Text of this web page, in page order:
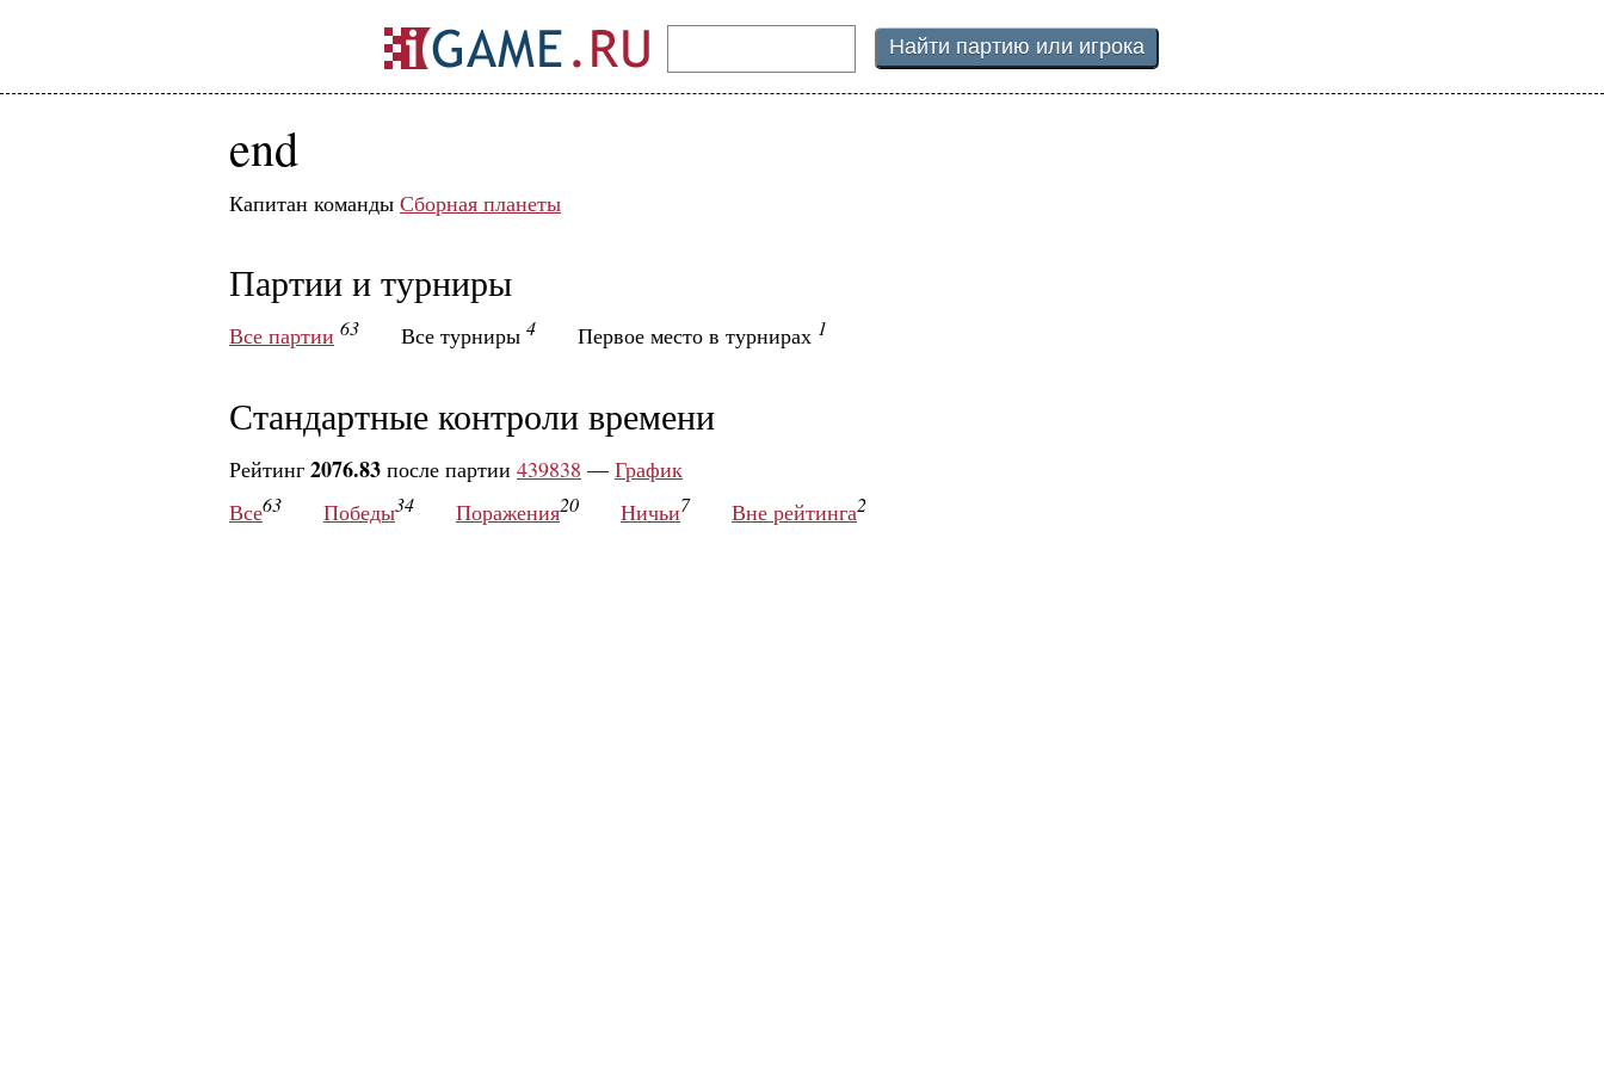
end
Капитан команды Сборная планеты
Партии и турниры
Все партии 63 Все турниры 4 Первое место в турнирах 1
Стандартные контроли времени
Рейтинг 2076.83 после партии 439838 — График
Все63 Победы34 Поражения20 Ничьи7 Вне рейтинга2